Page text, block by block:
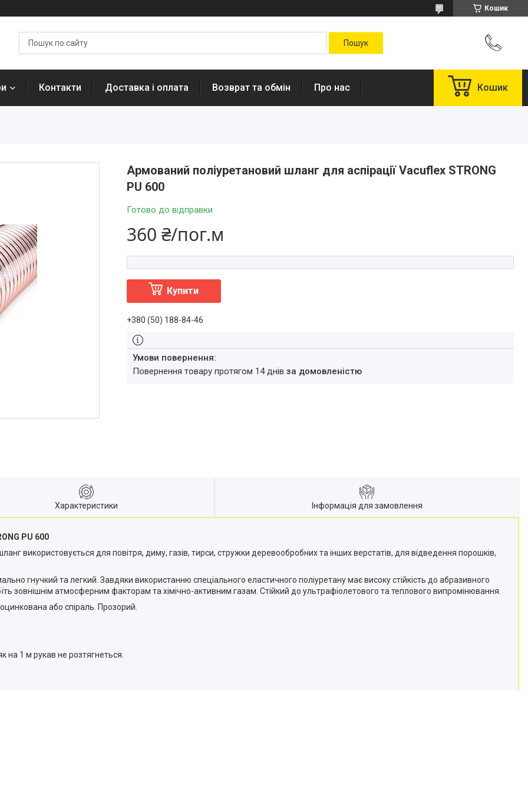
Кошик
Контакти Доставка і оплата Возврат та обмін Про нас Кошик
Армований поліуретановий шланг для аспірації Vacuflex STRONG
PU 600
Готово до відправки
360 ₴/пог.м
Купити
+380 (50) 188-84-46
повернення товару протягом 14 днів за домовленістю
Характеристики Інформація для замовлення
PU 600
використовується для повітря, диму, газів, тирси, стружки деревообробних та інших верстатів, для відведення порошків,
гнучкий та легкий. Завдяки використанню спеціального еластичного поліуретану має високу стійкість до абразивного
зовнішнім атмосферним факторам та хімічно-активним газам. Стійкий до ультрафіолетового та теплового випромінювання.
або спіраль. Прозорий.
на 1 м рукав не розтягнеться.